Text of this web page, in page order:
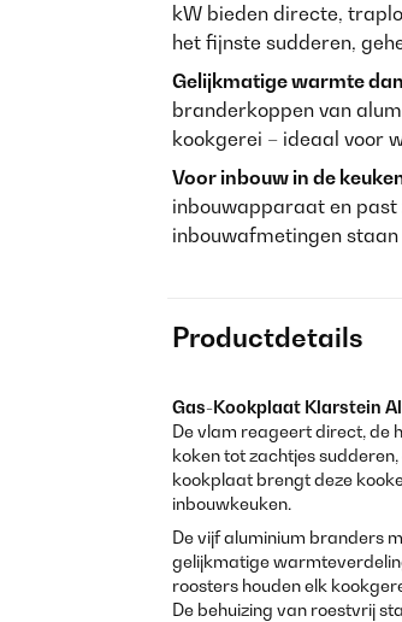
kW bieden directe,
het fijnste sudderen,
Gelijkmatige warmte
branderkoppen van
kookgerei – ideaal voor
Voor inbouw in de
inbouwapparaat en past
inbouwafmetingen
Productdetails
Gas-Kookplaat Klarstein
De vlam reageert direct, de
koken tot zachtjes
kookplaat brengt deze
inbouwkeuken.
De vijf aluminium branders
gelijkmatige
roosters houden elk
De behuizing van roestvrij